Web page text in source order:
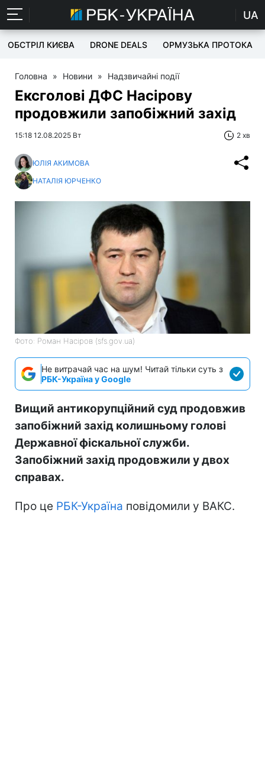
UA
ОБСТРІЛ КИЄВА DRONE DEALS ОРМУЗЬКА ПРОТОКА
Головна » Новини » Надзвичайні події
Ексголові ДФС Насірову
продовжили запобіжний захід
15:18 12.08.2025 Вт 2 хв
ЮЛІЯ АКИМОВА
НАТАЛІЯ ЮРЧЕНКО
Фото: Роман Насіров (sfs.gov.ua)
Не витрачай час на шум! Читай тільки суть з
РБК-Україна у Google
Вищий антикорупційний суд продовжив
запобіжний захід колишньому голові
Державної фіскальної служби.
Запобіжний захід продовжили у двох
справах.
Про це РБК-Україна повідомили у ВАКС.